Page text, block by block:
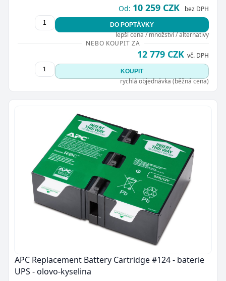
Od: 10 259 CZK bez DPH
DO POPTÁVKY
lepší cena / množství / alternativy
NEBO KOUPIT ZA
12 779 CZK vč. DPH
KOUPIT
rychlá objednávka (běžná cena)
APC Replacement Battery Cartridge #124 - baterie
UPS - olovo-kyselina